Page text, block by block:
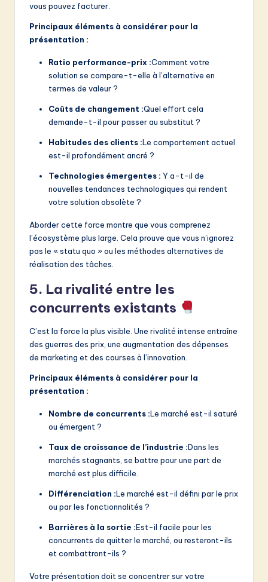
vous pouvez facturer.
Principaux éléments à considérer pour la
présentation :
Ratio performance-prix :Comment votre
solution se compare-t-elle à l’alternative en
termes de valeur ?
Coûts de changement :Quel effort cela
demande-t-il pour passer au substitut ?
Habitudes des clients :Le comportement actuel
est-il profondément ancré ?
Technologies émergentes : Y a-t-il de
nouvelles tendances technologiques qui rendent
votre solution obsolète ?
Aborder cette force montre que vous comprenez
l’écosystème plus large. Cela prouve que vous n’ignorez
pas le « statu quo » ou les méthodes alternatives de
réalisation des tâches.
5. La rivalité entre les
concurrents existants
C’est la force la plus visible. Une rivalité intense entraîne
des guerres des prix, une augmentation des dépenses
de marketing et des courses à l’innovation.
Principaux éléments à considérer pour la
présentation :
Nombre de concurrents :Le marché est-il saturé
ou émergent ?
Taux de croissance de l’industrie :Dans les
marchés stagnants, se battre pour une part de
marché est plus difficile.
Différenciation :Le marché est-il défini par le prix
ou par les fonctionnalités ?
Barrières à la sortie :Est-il facile pour les
concurrents de quitter le marché, ou resteront-ils
et combattront-ils ?
Votre présentation doit se concentrer sur votre